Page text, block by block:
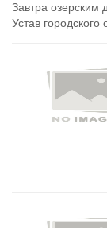
Завтра озерским
Устав городского